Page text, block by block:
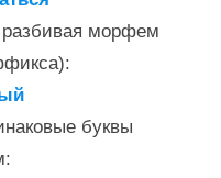
разбивая морфем
буквы